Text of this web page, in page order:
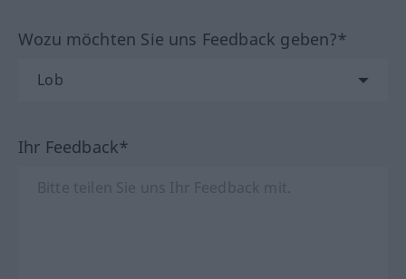
Wozu möchten Sie uns Feedback geben?*
Ihr Feedback*